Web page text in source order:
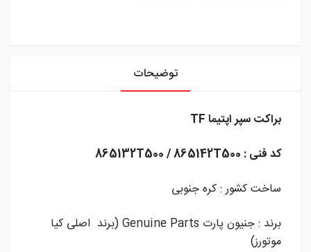
توضیحات
براکت سپر اپتیما TF
کد فنی : 865132T500 / 865142T500
ساخت کشور : کره جنوبی
برند : جنیون پارت Genuine Parts (برند اصلی کیا
موتورز)